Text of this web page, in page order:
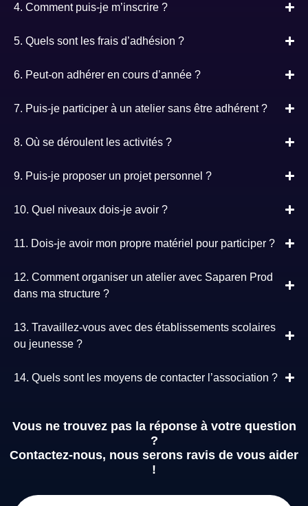
4. Comment puis-je m’inscrire ?
5. Quels sont les frais d’adhésion ?
6. Peut-on adhérer en cours d’année ?
7. Puis-je participer à un atelier sans être adhérent ?
8. Où se déroulent les activités ?
9. Puis-je proposer un projet personnel ?
10. Quel niveaux dois-je avoir ?
11. Dois-je avoir mon propre matériel pour participer ?
12. Comment organiser un atelier avec Saparen Prod
dans ma structure ?
13. Travaillez-vous avec des établissements scolaires
ou jeunesse ?
14. Quels sont les moyens de contacter l’association ?
Vous ne trouvez pas la réponse à votre question
?
Contactez-nous, nous serons ravis de vous aider
!